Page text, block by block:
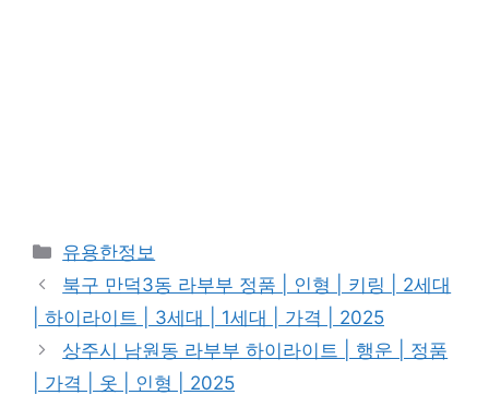
Categories
유용한정보
북구 만덕3동 라부부 정품 | 인형 | 키링 | 2세대
| 하이라이트 | 3세대 | 1세대 | 가격 | 2025
상주시 남원동 라부부 하이라이트 | 행운 | 정품
| 가격 | 옷 | 인형 | 2025